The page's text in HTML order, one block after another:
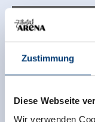
Zustimmung
Diese Webseite
Wir verwenden
Contact
Wald 126
5742 Wald im
+43 6565 82430